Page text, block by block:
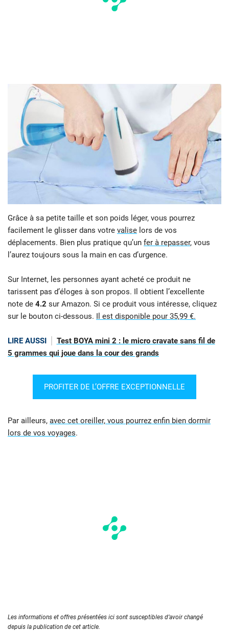
Grâce à sa petite taille et son poids léger, vous pourrez
facilement le glisser dans votre valise lors de vos
déplacements. Bien plus pratique qu’un fer à repasser, vous
l’aurez toujours sous la main en cas d’urgence.
Sur Internet, les personnes ayant acheté ce produit ne
tarissent pas d’éloges à son propos. Il obtient l’excellente
note de 4.2 sur Amazon. Si ce produit vous intéresse, cliquez
sur le bouton ci-dessous.
Il est disponible pour 35,99 €.
LIRE AUSSI
Test BOYA mini 2 : le micro cravate sans fil de
5 grammes qui joue dans la cour des grands
PROFITER DE L’OFFRE EXCEPTIONNELLE
Par ailleurs, avec cet oreiller, vous pourrez enfin bien dormir
lors de vos voyages.
Les informations et offres présentées ici sont susceptibles d’avoir changé
depuis la publication de cet article.